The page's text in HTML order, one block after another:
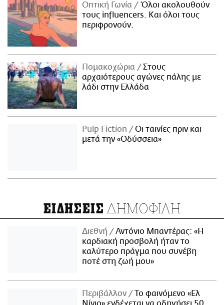
Οπτική Γωνία
Όλοι ακολουθούν
τους influencers. Και όλοι τους
περιφρονούν.
Πομακοχώρια
Στους
αρχαιότερους αγώνες πάλης με
λάδι στην Ελλάδα
Pulp Fiction
Οι ταινίες πριν και
μετά την «Οδύσσεια»
ΕΙΔΗΣΕΙΣ ΔΗΜΟΦΙΛΗ
Διεθνή
Αντόνιο Μπαντέρας: «Η
καρδιακή προσβολή ήταν το
καλύτερο πράγμα που συνέβη
ποτέ στη ζωή μου»
Περιβάλλον
Το φαινόμενο «Ελ